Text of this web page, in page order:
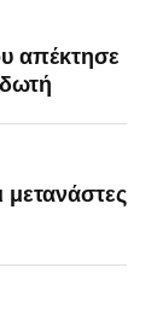
απέκτησε
μετανάστες